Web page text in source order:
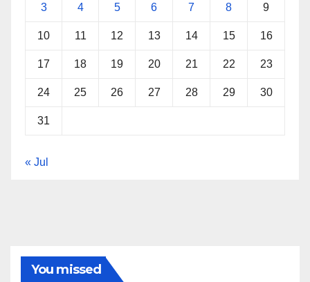
3 4 5 6 7 8 9
10 11 12 13 14 15 16
17 18 19 20 21 22 23
24 25 26 27 28 29 30
31
« Jul
You missed